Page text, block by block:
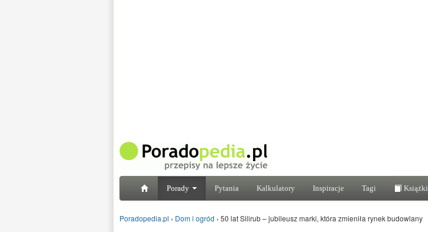
Porady Pytania Kalkulatory Inspiracje Tagi Książki
Poradopedia.pl › Dom i ogród › 50 lat Silirub – jubileusz marki, która zmieniła rynek budowlany